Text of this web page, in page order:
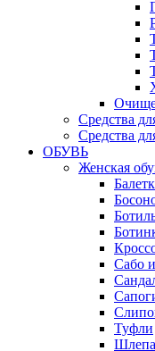
Средства
Средства
ОБУВЬ
Женская
Сабо
Туфли